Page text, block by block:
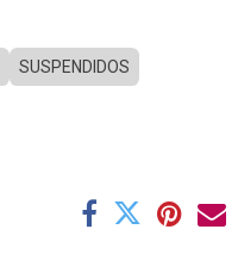
SUSPENDIDOS